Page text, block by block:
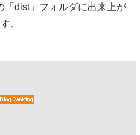
「dist」フォルダに出来上が
。